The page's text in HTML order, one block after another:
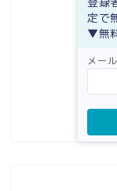
定で
▼無
メー